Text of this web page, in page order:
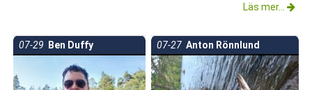
Läs mer...
07-29 Ben Duffy 07-27 Anton Rönnlund